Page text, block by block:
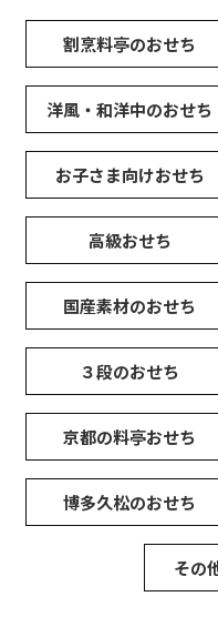
割烹料亭のおせち
洋風・和洋中のおせち
お子さま向けおせち
高級おせち
国産素材のおせち
３段のおせち
京都の料亭おせち
博多久松のおせち
その